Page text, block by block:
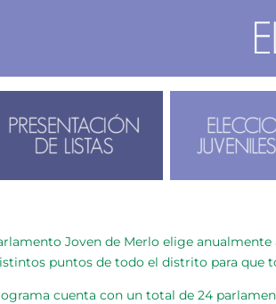
Joven de Merlo elige
puntos de todo el distrito para que
cuenta con un total de 24